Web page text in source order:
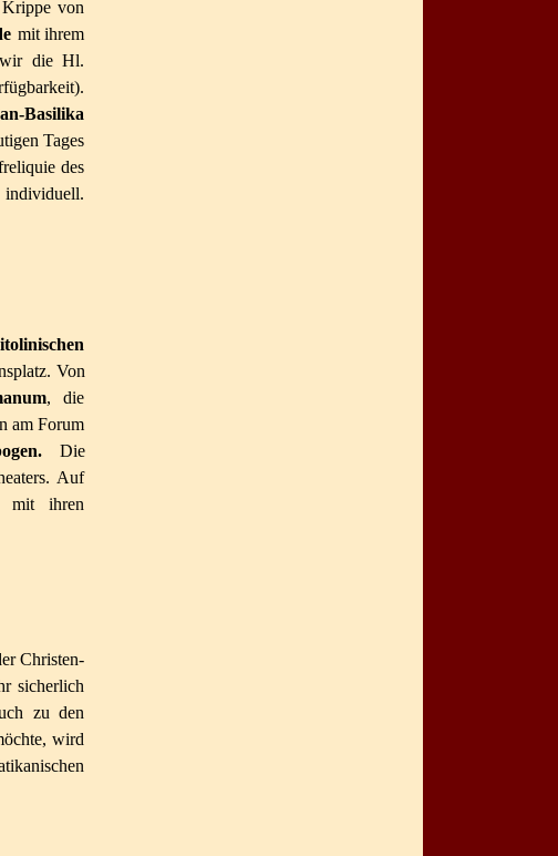
von
mit ihrem
wir die Hl.
Basilika
Tages
des
Von
, die
am Forum
Die
Auf
mit ihren
Christen­
sicherlich
zu den
wird